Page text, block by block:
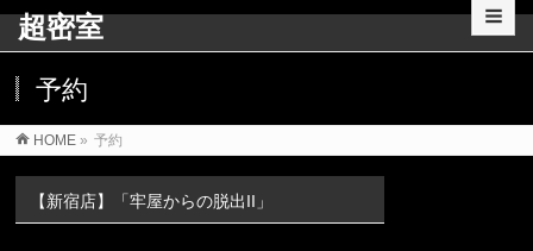
超密室
予約
HOME » 予約
【新宿店】「牢屋からの脱出II」